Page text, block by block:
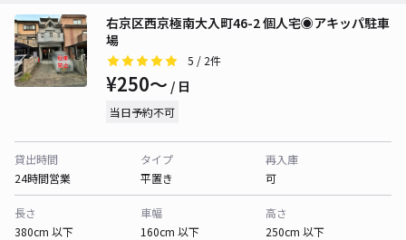
右京区西京極南大入町46-2 個人宅◉アキッパ駐車
場
5 / 2件
¥250〜 / 日
当日予約不可
貸出時間
24時間営業
タイプ
平置き
再入庫
可
長さ
380cm 以下
車幅
160cm 以下
高さ
250cm 以下